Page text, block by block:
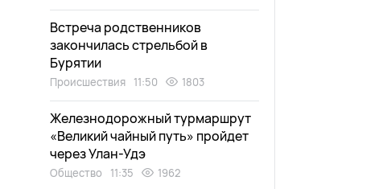
Встреча родственников
закончилась стрельбой в
Бурятии
Происшествия 11:50 1803
Железнодорожный турмаршрут
«Великий чайный путь» пройдет
через Улан-Удэ
Общество 11:35 1962